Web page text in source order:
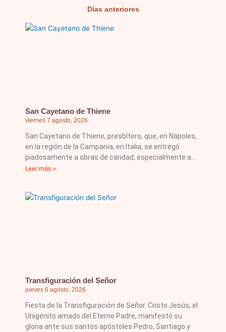
Días anteriores
San Cayetano de Thiene
viernes 7 agosto, 2026
San Cayetano de Thiene, presbítero, que, en Nápoles,
en la región de la Campania, en Italia, se entregó
piadosamente a obras de caridad, especialmente a
Leer más »
Transfiguración del Señor
jueves 6 agosto, 2026
Fiesta de la Transfiguración de Señor. Cristo Jesús, el
Unigénito amado del Eterno Padre, manifestó su
gloria ante sus santos apóstoles Pedro, Santiago y
Página
PáginaPágina